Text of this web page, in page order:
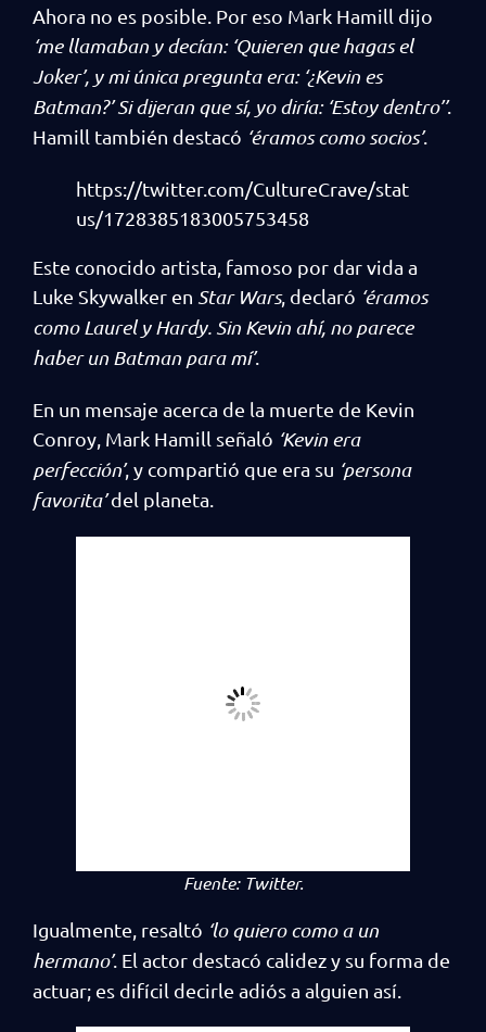
Ahora no es posible. Por eso Mark Hamill dijo
‘me llamaban y decían: ‘Quieren que hagas el
Joker’, y mi única pregunta era: ‘¿Kevin es
Batman?’ Si dijeran que sí, yo diría: ‘Estoy dentro’’.
Hamill también destacó ‘éramos como socios’.
https://twitter.com/CultureCrave/stat
us/1728385183005753458
Este conocido artista, famoso por dar vida a
Luke Skywalker en Star Wars, declaró ‘éramos
como Laurel y Hardy. Sin Kevin ahí, no parece
haber un Batman para mí’.
En un mensaje acerca de la muerte de Kevin
Conroy, Mark Hamill señaló ‘Kevin era
perfección’, y compartió que era su ‘persona
favorita’del planeta.
Fuente: Twitter.
Igualmente, resaltó ‘lo quiero como a un
hermano’. El actor destacó calidez y su forma de
actuar; es difícil decirle adiós a alguien así.